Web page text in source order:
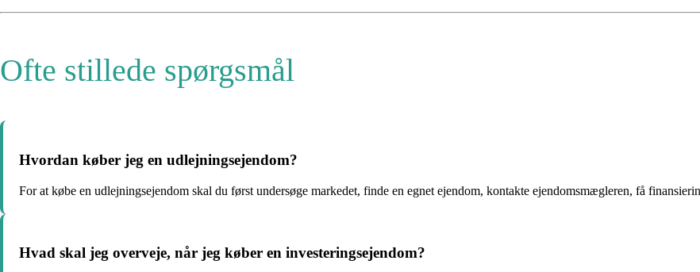
Ofte stillede spørgsmål
Hvordan køber jeg en udlejningsejendom?
For at købe en udlejningsejendom skal du først undersøge markedet, finde en egnet ejendom, kontakte ejendomsmægleren, få
Hvad skal jeg overveje, når jeg køber en investeringsejendom?